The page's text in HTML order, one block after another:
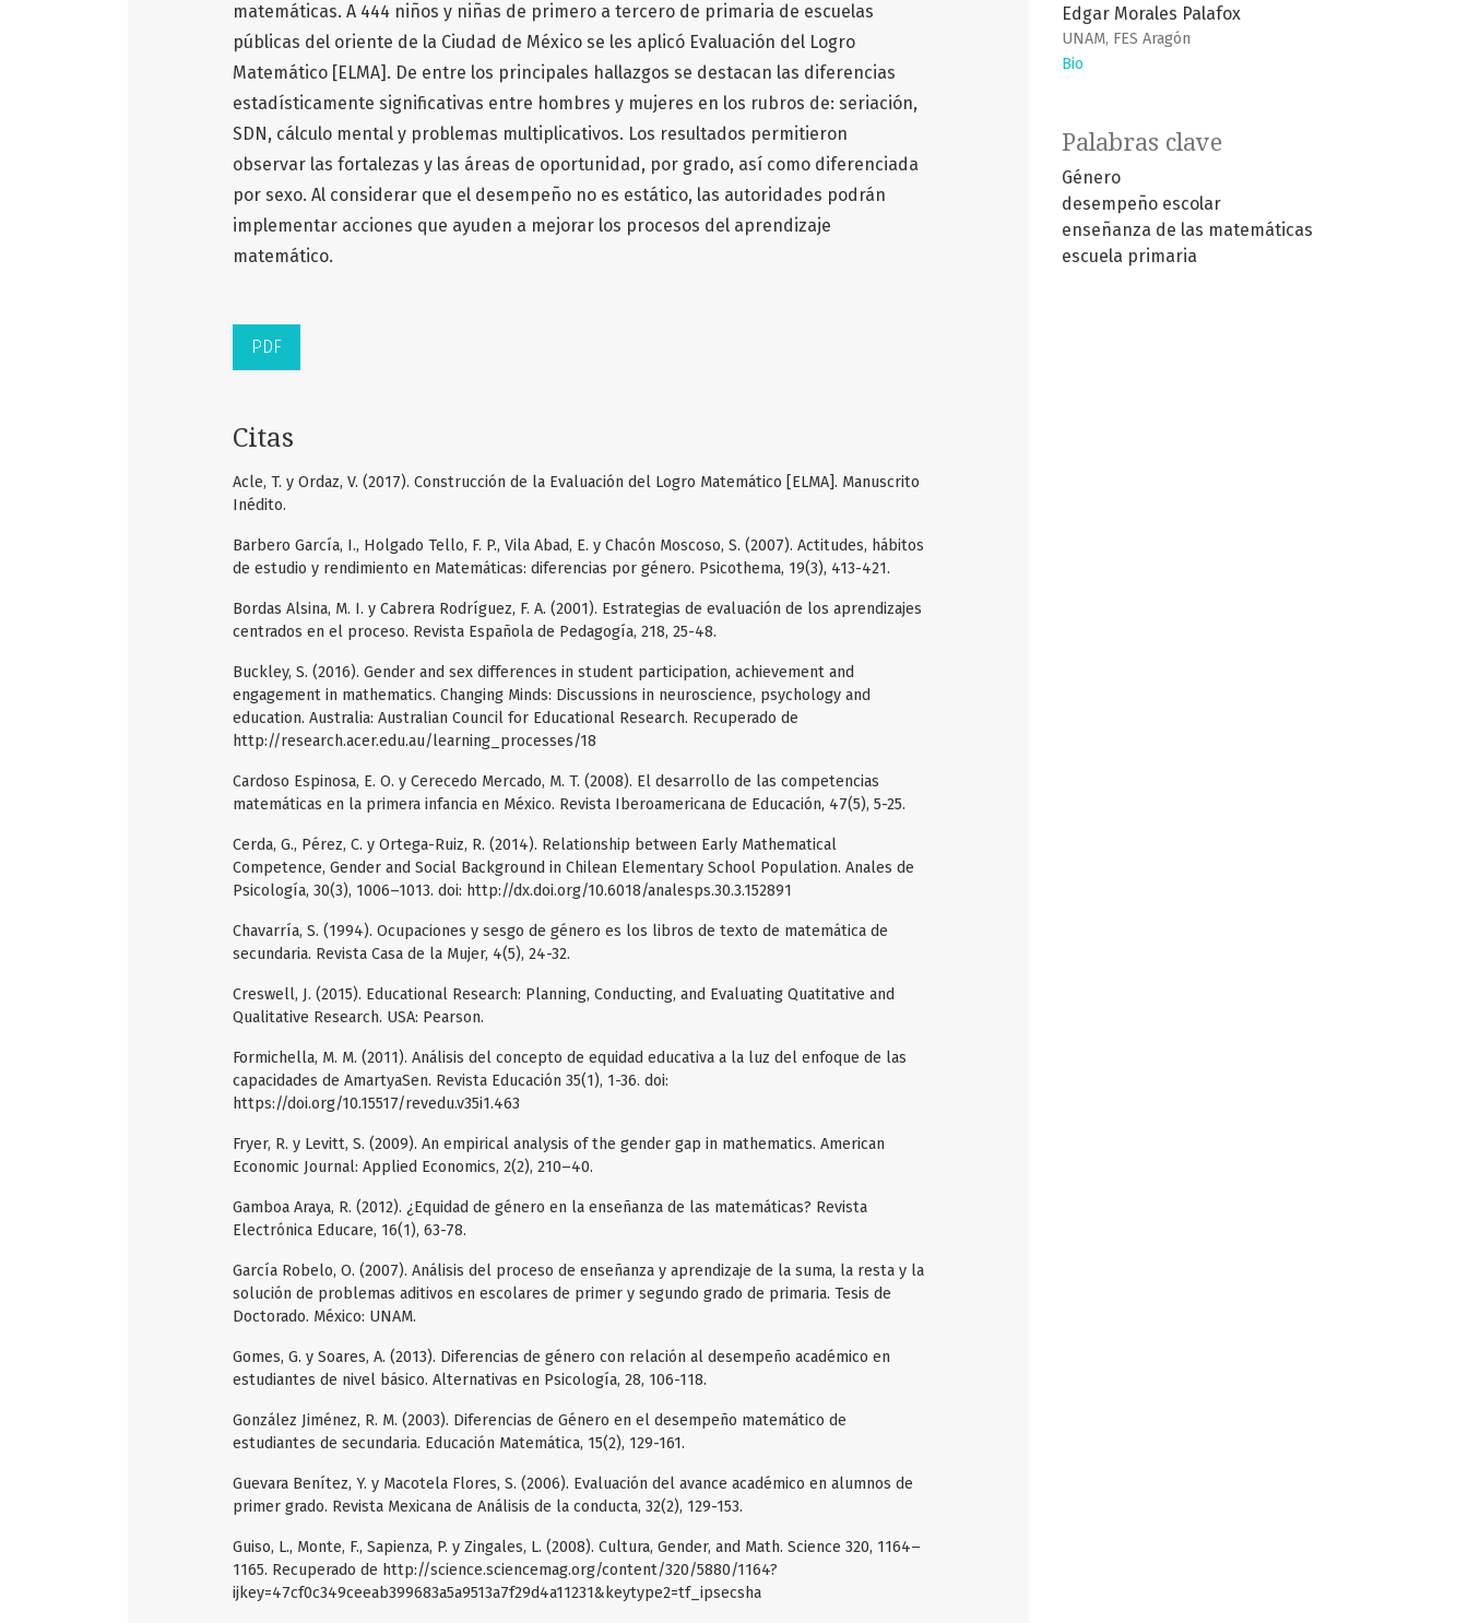
Edgar Morales Palafox
UNAM, FES Aragón
Bio
Palabras clave
Género
desempeño escolar
enseñanza de las matemáticas
escuela primaria
matemáticas. A 444 niños y niñas de primero a tercero de primaria de escuelas
públicas del oriente de la Ciudad de México se les aplicó Evaluación del Logro
Matemático [ELMA]. De entre los principales hallazgos se destacan las diferencias
estadísticamente significativas entre hombres y mujeres en los rubros de: seriación,
SDN, cálculo mental y problemas multiplicativos. Los resultados permitieron
observar las fortalezas y las áreas de oportunidad, por grado, así como diferenciada
por sexo. Al considerar que el desempeño no es estático, las autoridades podrán
implementar acciones que ayuden a mejorar los procesos del aprendizaje
matemático.
PDF
Citas
Acle, T. y Ordaz, V. (2017). Construcción de la Evaluación del Logro Matemático [ELMA]. Manuscrito
Inédito.
Barbero García, I., Holgado Tello, F. P., Vila Abad, E. y Chacón Moscoso, S. (2007). Actitudes, hábitos
de estudio y rendimiento en Matemáticas: diferencias por género. Psicothema, 19(3), 413-421.
Bordas Alsina, M. I. y Cabrera Rodríguez, F. A. (2001). Estrategias de evaluación de los aprendizajes
centrados en el proceso. Revista Española de Pedagogía, 218, 25-48.
Buckley, S. (2016). Gender and sex differences in student participation, achievement and
engagement in mathematics. Changing Minds: Discussions in neuroscience, psychology and
education. Australia: Australian Council for Educational Research. Recuperado de
http://research.acer.edu.au/learning_processes/18
Cardoso Espinosa, E. O. y Cerecedo Mercado, M. T. (2008). El desarrollo de las competencias
matemáticas en la primera infancia en México. Revista Iberoamericana de Educación, 47(5), 5-25.
Cerda, G., Pérez, C. y Ortega-Ruiz, R. (2014). Relationship between Early Mathematical
Competence, Gender and Social Background in Chilean Elementary School Population. Anales de
Psicología, 30(3), 1006–1013. doi: http://dx.doi.org/10.6018/analesps.30.3.152891
Chavarría, S. (1994). Ocupaciones y sesgo de género es los libros de texto de matemática de
secundaria. Revista Casa de la Mujer, 4(5), 24-32.
Creswell, J. (2015). Educational Research: Planning, Conducting, and Evaluating Quatitative and
Qualitative Research. USA: Pearson.
Formichella, M. M. (2011). Análisis del concepto de equidad educativa a la luz del enfoque de las
capacidades de AmartyaSen. Revista Educación 35(1), 1-36. doi:
https://doi.org/10.15517/revedu.v35i1.463
Fryer, R. y Levitt, S. (2009). An empirical analysis of the gender gap in mathematics. American
Economic Journal: Applied Economics, 2(2), 210–40.
Gamboa Araya, R. (2012). ¿Equidad de género en la enseñanza de las matemáticas? Revista
Electrónica Educare, 16(1), 63-78.
García Robelo, O. (2007). Análisis del proceso de enseñanza y aprendizaje de la suma, la resta y la
solución de problemas aditivos en escolares de primer y segundo grado de primaria. Tesis de
Doctorado. México: UNAM.
Gomes, G. y Soares, A. (2013). Diferencias de género con relación al desempeño académico en
estudiantes de nivel básico. Alternativas en Psicología, 28, 106-118.
González Jiménez, R. M. (2003). Diferencias de Género en el desempeño matemático de
estudiantes de secundaria. Educación Matemática, 15(2), 129-161.
Guevara Benítez, Y. y Macotela Flores, S. (2006). Evaluación del avance académico en alumnos de
primer grado. Revista Mexicana de Análisis de la conducta, 32(2), 129-153.
Guiso, L., Monte, F., Sapienza, P. y Zingales, L. (2008). Cultura, Gender, and Math. Science 320, 1164–
1165. Recuperado de http://science.sciencemag.org/content/320/5880/1164?
ijkey=47cf0c349ceeab399683a5a9513a7f29d4a11231&keytype2=tf_ipsecsha